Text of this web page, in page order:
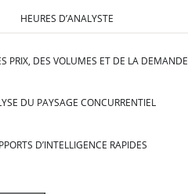
HEURES D’ANALYSTE
PRIX, DES VOLUMES ET DE LA DEMANDE
DU PAYSAGE CONCURRENTIEL
D’INTELLIGENCE RAPIDES